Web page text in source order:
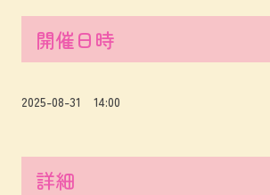
開催日時
2025-08-31 14:00
詳細